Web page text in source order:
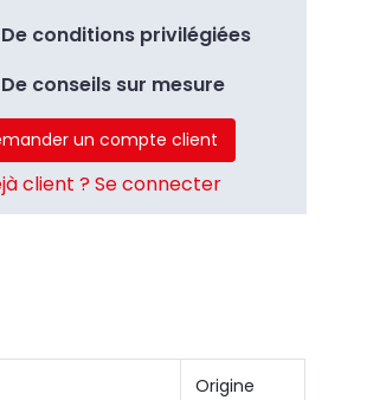
De conditions privilégiées
De conseils sur mesure
un compte client
client ? Se connecter
Origine